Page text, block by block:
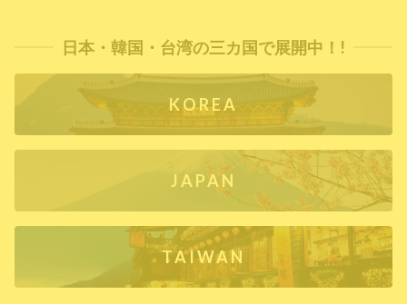
日本・韓国・台湾の三カ国で展開中！!
KOREA
JAPAN
TAIWAN